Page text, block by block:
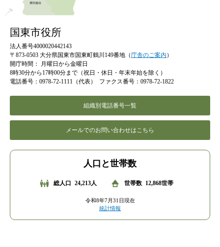
国東市役所
法人番号4000020442143
〒873-0503 大分県国東市国東町鶴川149番地（庁舎のご案内 ）
開庁時間：
月曜日から金曜日
8時30分から17時00分まで（祝日・休日・年末年始を除く）
電話番号：0978-72-1111（代表）
ファクス番号：0978-72-1822
組織別電話番号一覧
メールでのお問い合わせはこちら
人口と世帯数
総人口 24,213人 世帯数 12,868世帯
令和8年7月31日現在
統計情報